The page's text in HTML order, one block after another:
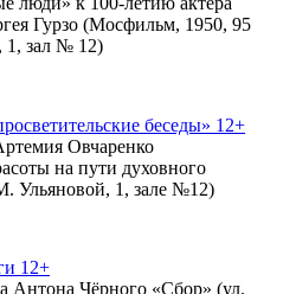
Гурзо (Мосфильм, 1950, 95
1, зал № 12)
беседы» 12+
Овчаренко
на пути духовного
Ульяновой, 1, зале №12)
12+
Антона Чёрного «Сбор» (ул.